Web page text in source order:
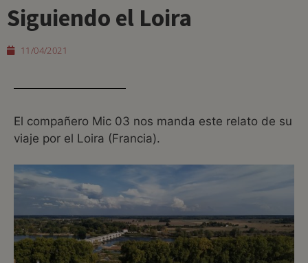
Siguiendo el Loira
11/04/2021
El compañero Mic 03 nos manda este relato de su
viaje por el Loira (Francia).